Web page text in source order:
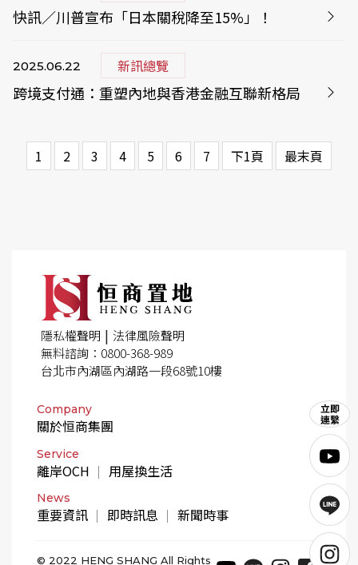
快訊／川普宣布「日本關稅降至15%」！
2025.06.22 新訊總覽
跨境支付通：重塑內地與香港金融互聯新格局
1 2 3 4 5 6 7 下1頁 最末頁
隱私權聲明 | 法律風險聲明
無料諮詢：0800-368-989
台北市內湖區內湖路一段68號10樓
Company
關於恒商集團
Service
離岸OCH 用屋換生活
News
重要資訊 即時訊息 新聞時事
© 2022 HENG SHANG All Rights